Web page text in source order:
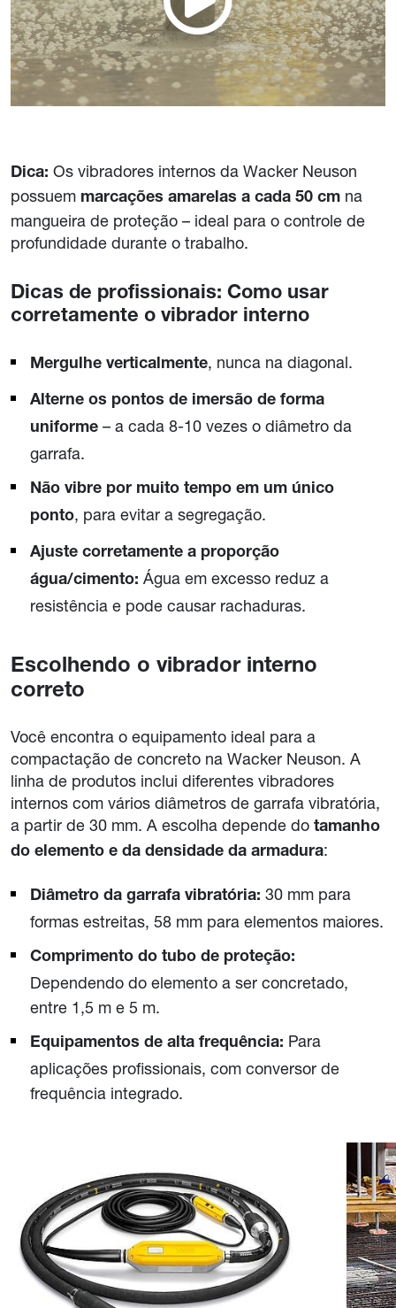
Dica: Os vibradores internos da Wacker Neuson
possuem marcações amarelas a cada 50 cm na
mangueira de proteção – ideal para o controle de
profundidade durante o trabalho.
Dicas de profissionais: Como usar
corretamente o vibrador interno
Mergulhe verticalmente, nunca na diagonal.
Alterne os pontos de imersão de forma
uniforme – a cada 8-10 vezes o diâmetro da
garrafa.
Não vibre por muito tempo em um único
ponto, para evitar a segregação.
Ajuste corretamente a proporção
água/cimento: Água em excesso reduz a
resistência e pode causar rachaduras.
Escolhendo o vibrador interno
correto
Você encontra o equipamento ideal para a
compactação de concreto na Wacker Neuson. A
linha de produtos inclui diferentes vibradores
internos com vários diâmetros de garrafa vibratória,
a partir de 30 mm. A escolha depende do tamanho
do elemento e da densidade da armadura:
Diâmetro da garrafa vibratória: 30 mm para
formas estreitas, 58 mm para elementos maiores.
Comprimento do tubo de proteção:
Dependendo do elemento a ser concretado,
entre 1,5 m e 5 m.
Equipamentos de alta frequência: Para
aplicações profissionais, com conversor de
frequência integrado.